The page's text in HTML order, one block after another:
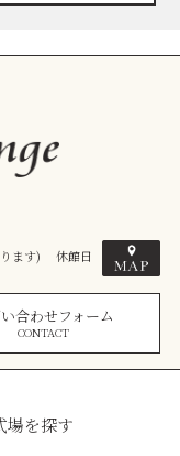
ります) 休館日
合わせフォーム
CONTACT
場を探す